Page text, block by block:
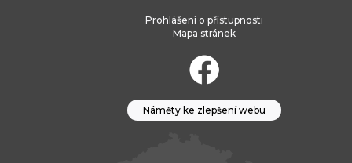
Prohlášení o přístupnosti
Mapa stránek
Náměty ke zlepšení webu